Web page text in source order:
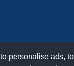
personalise ads,